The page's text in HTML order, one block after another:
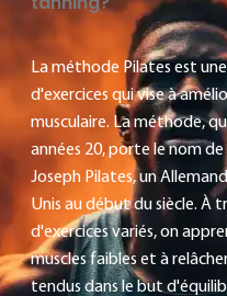
La méthode Pilates est
d'exercices qui vise à
musculaire. La méthode,
années 20, porte le nom
Joseph Pilates, un
Unis au début du siècle. À
d'exercices variés, on
muscles faibles et à
tendus dans le but